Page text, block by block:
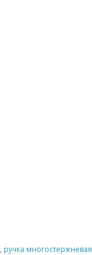
, ручка многостержневая